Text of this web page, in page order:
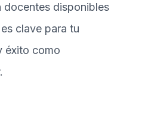
docentes disponibles
clave para tu
éxito como